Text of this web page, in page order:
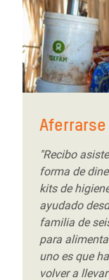
"Recibo
forma de
kits de
ayudado
familia de
para
uno es que
volver a